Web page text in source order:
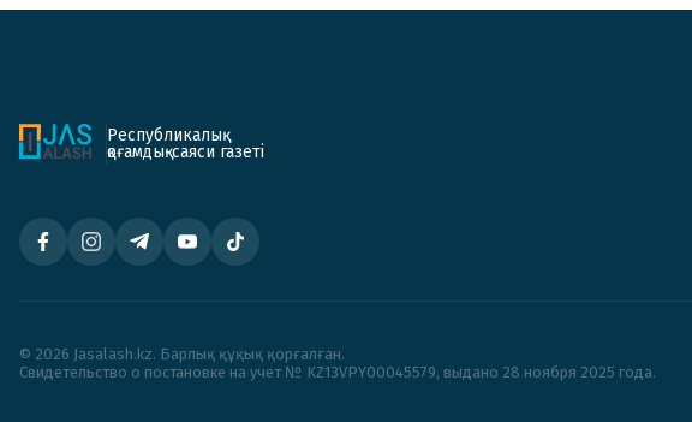
Республикалық
қоғамдық-саяси газеті
© 2026 Jasalash.kz. Барлық құқық қорғалған.
Cвидетельство о постановке на учет № KZ13VPY00045579, выдано 28 ноября 2025 года.